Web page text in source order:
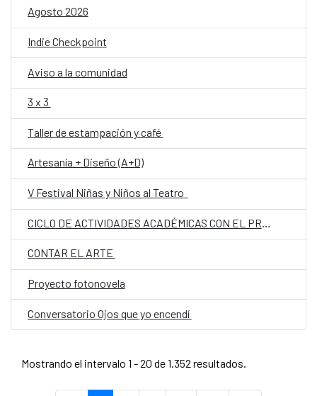
Agosto 2026
Indie Checkpoint
Aviso a la comunidad
3 x 3
Taller de estampación y café
Artesanía + Diseño (A+D)
V Festival Niñas y Niños al Teatro
CONTAR EL ARTE
Proyecto fotonovela
Conversatorio Ojos que yo encendí
Mostrando el intervalo 1 - 20 de 1.352 resultados.